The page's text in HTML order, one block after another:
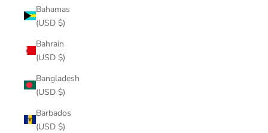
Bahamas
(USD $)
Bahrain
(USD $)
Bangladesh
(USD $)
Barbados
(USD $)